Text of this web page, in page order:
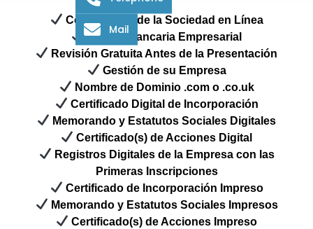
Constitución de la Sociedad en Línea
Cuenta Bancaria Empresarial
Revisión Gratuita Antes de la Presentación
Gestión de su Empresa
Nombre de Dominio .com o .co.uk
Certificado Digital de Incorporación
Memorando y Estatutos Sociales Digitales
Certificado(s) de Acciones Digital
Registros Digitales de la Empresa con las
Primeras Inscripciones
Certificado de Incorporación Impreso
Memorando y Estatutos Sociales Impresos
Certificado(s) de Acciones Impreso
Mail